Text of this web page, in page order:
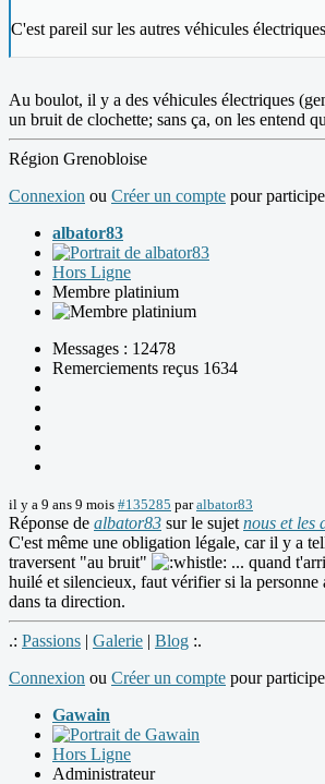
C'est pareil sur les autres véhicules
Au boulot, il y a des véhicules électriques
un bruit de clochette; sans ça, on les entend
Région Grenobloise
Connexion ou Créer un compte pour
albator83
Hors Ligne
Membre platinium
Messages : 12478
Remerciements reçus 1634
il y a 9 ans 9 mois #135285 paralbator83
Réponse de albator83 sur le sujet nous et les
C'est même une obligation légale, car il y a
traversent "au bruit"
... quand
huilé et silencieux, faut vérifier si la personne
dans ta direction.
.: Passions | Galerie | Blog :.
Connexion ou Créer un compte pour
Gawain
Hors Ligne
Administrateur